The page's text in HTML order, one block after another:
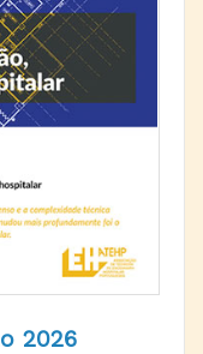
2026